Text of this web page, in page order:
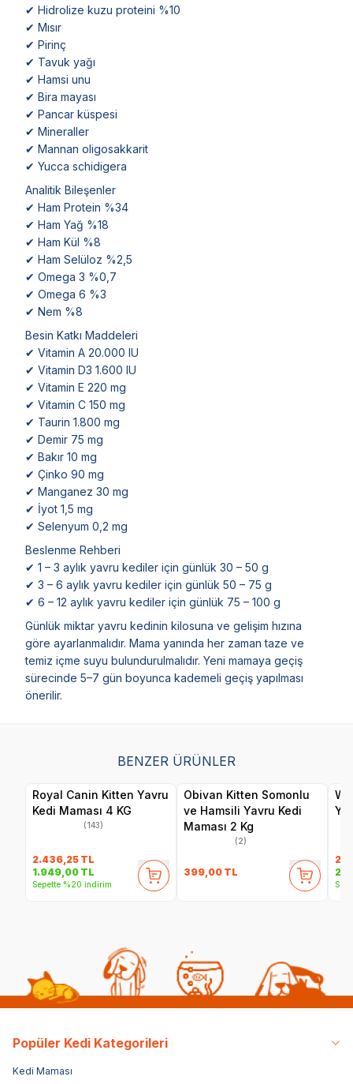
✔ Hidrolize kuzu proteini %10
✔ Mısır
✔ Pirinç
✔ Tavuk yağı
✔ Hamsi unu
✔ Bira mayası
✔ Pancar küspesi
✔ Mineraller
✔ Mannan oligosakkarit
✔ Yucca schidigera
Analitik Bileşenler
✔ Ham Protein %34
✔ Ham Yağ %18
✔ Ham Kül %8
✔ Ham Selüloz %2,5
✔ Omega 3 %0,7
✔ Omega 6 %3
✔ Nem %8
Besin Katkı Maddeleri
✔ Vitamin A 20.000 IU
✔ Vitamin D3 1.600 IU
✔ Vitamin E 220 mg
✔ Vitamin C 150 mg
✔ Taurin 1.800 mg
✔ Demir 75 mg
✔ Bakır 10 mg
✔ Çinko 90 mg
✔ Manganez 30 mg
✔ İyot 1,5 mg
✔ Selenyum 0,2 mg
Beslenme Rehberi
✔ 1 – 3 aylık yavru kediler için günlük 30 – 50 g
✔ 3 – 6 aylık yavru kediler için günlük 50 – 75 g
✔ 6 – 12 aylık yavru kediler için günlük 75 – 100 g
Günlük miktar yavru kedinin kilosuna ve gelişim hızına
göre ayarlanmalıdır. Mama yanında her zaman taze ve
temiz içme suyu bulundurulmalıdır. Yeni mamaya geçiş
sürecinde 5–7 gün boyunca kademeli geçiş yapılması
önerilir.
BENZER ÜRÜNLER
Royal Canin Kitten Yavru
Kedi Maması 4 KG
(143)
2.436,25 TL
1.949,00 TL
Sepette %20 indirim
Obivan Kitten Somonlu
ve Hamsili Yavru Kedi
Maması 2 Kg
(2)
399,00 TL
Popüler Kedi Kategorileri
Kedi Maması